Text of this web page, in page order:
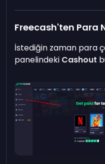
Freecash'ten Para
İstediğin zaman para
panelindeki Cashout